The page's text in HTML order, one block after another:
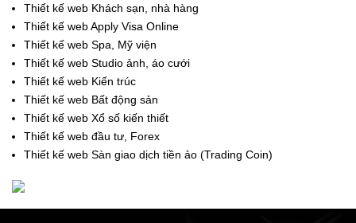
Thiết kế web Khách sạn, nhà hàng
Thiết kế web Apply Visa Online
Thiết kế web Spa, Mỹ viện
Thiết kế web Studio ảnh, áo cưới
Thiết kế web Kiến trúc
Thiết kế web Bất động sản
Thiết kế web Xổ số kiến thiết
Thiết kế web đầu tư, Forex
Thiết kế web Sàn giao dịch tiền ảo (Trading Coin)